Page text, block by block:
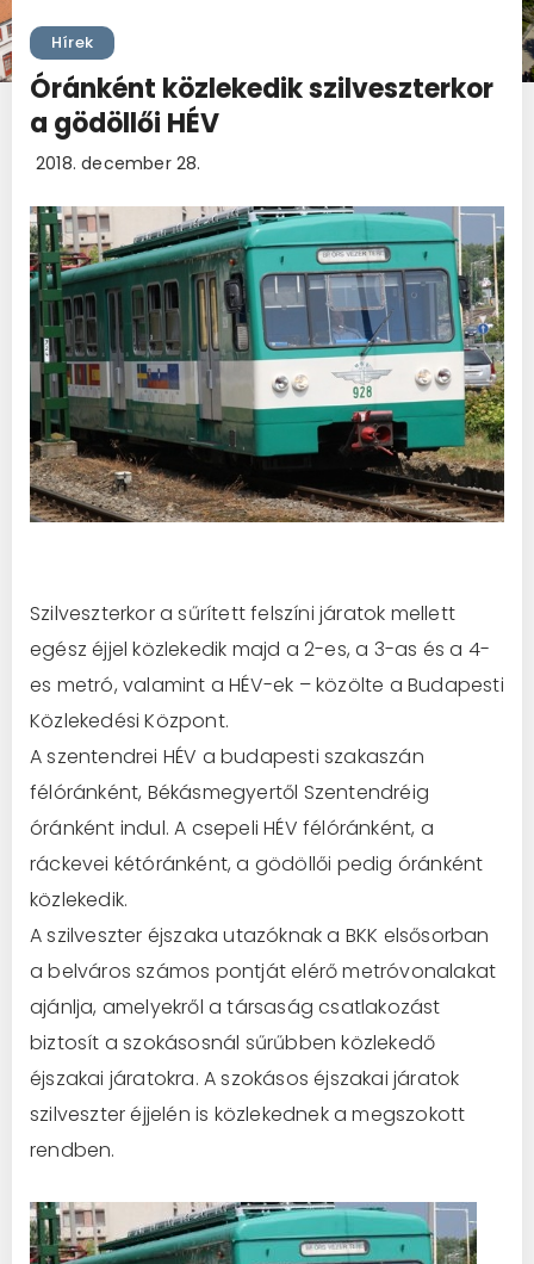
Hírek
Óránként közlekedik szilveszterkor
a gödöllői HÉV
2018. december 28.
Szilveszterkor a sűrített felszíni járatok mellett
egész éjjel közlekedik majd a 2-es, a 3-as és a 4-
es metró, valamint a HÉV-ek – közölte a Budapesti
Közlekedési Központ.
A szentendrei HÉV a budapesti szakaszán
félóránként, Békásmegyertől Szentendréig
óránként indul. A csepeli HÉV félóránként, a
ráckevei kétóránként, a gödöllői pedig óránként
közlekedik.
A szilveszter éjszaka utazóknak a BKK elsősorban
a belváros számos pontját elérő metróvonalakat
ajánlja, amelyekről a társaság csatlakozást
biztosít a szokásosnál sűrűbben közlekedő
éjszakai járatokra. A szokásos éjszakai járatok
szilveszter éjjelén is közlekednek a megszokott
rendben.